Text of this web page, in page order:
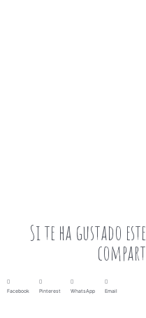
Si te ha gustado
Facebook Pinterest WhatsApp Email